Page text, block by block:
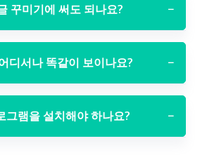
꾸미기에 써도 되나요? −
디서나 똑같이 보이나요? −
그램을 설치해야 하나요? −